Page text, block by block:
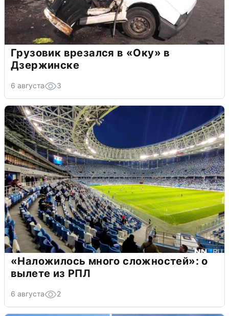
Грузовик врезался в «Оку» в
Дзержинске
6 августа 3
«Наложилось много сложностей»: о
вылете из РПЛ
6 августа 2